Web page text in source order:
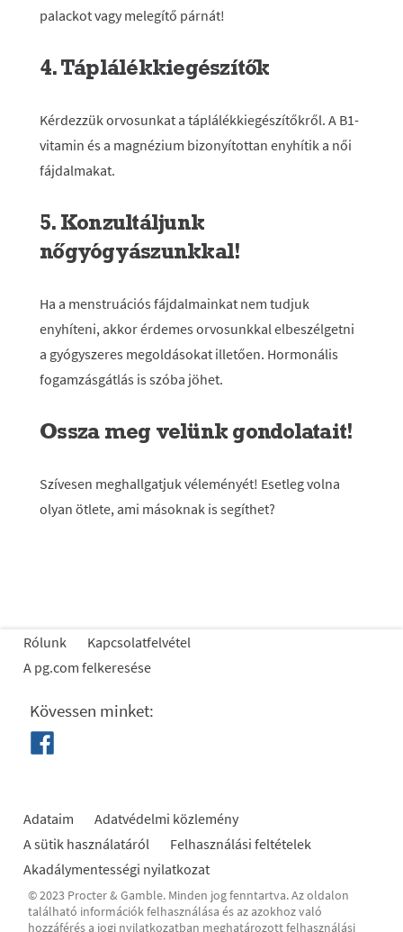
palackot vagy melegítő párnát!
4. Táplálékkiegészítők
Kérdezzük orvosunkat a táplálékkiegészítőkről. A B1-
vitamin és a magnézium bizonyítottan enyhítik a női
fájdalmakat.
5. Konzultáljunk
nőgyógyászunkkal!
Ha a menstruációs fájdalmainkat nem tudjuk
enyhíteni, akkor érdemes orvosunkkal elbeszélgetni
a gyógyszeres megoldásokat illetően. Hormonális
fogamzásgátlás is szóba jöhet.
Ossza meg velünk gondolatait!
Szívesen meghallgatjuk véleményét! Esetleg volna
olyan ötlete, ami másoknak is segíthet?
Rólunk
Kapcsolatfelvétel
A pg.com felkeresése
Kövessen minket:
Adataim
Adatvédelmi közlemény
A sütik használatáról
Felhasználási feltételek
Akadálymentességi nyilatkozat
© 2023 Procter & Gamble. Minden jog fenntartva. Az oldalon
található információk felhasználása és az azokhoz való
hozzáférés a jogi nyilatkozatban meghatározott felhasználási